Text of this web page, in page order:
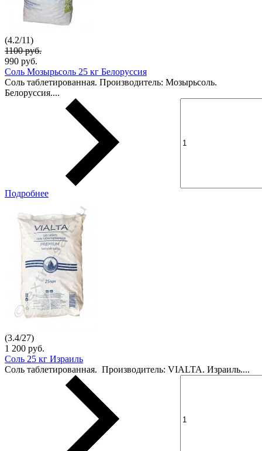
(4.2/11)
1100 руб.
990 руб.
Соль Мозырьсоль 25 кг Белоруссия
Соль таблетированная. Производитель: Мозырьсоль.
Белоруссия....
Подробнее
(3.4/27)
1 200 руб.
Соль 25 кг Израиль
Соль таблетированная. Производитель: VIALTA. Израиль....